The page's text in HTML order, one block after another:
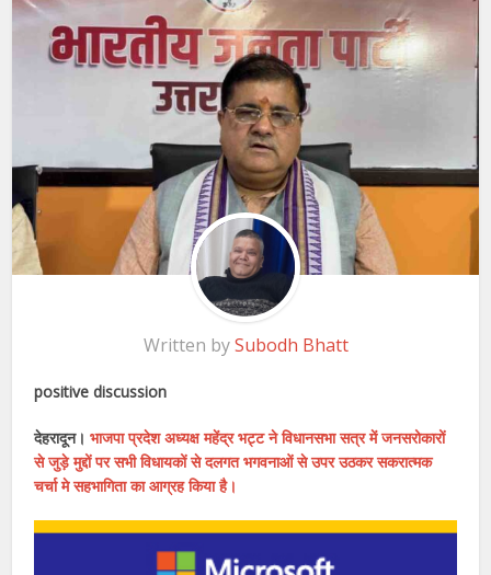
Written bySubodh Bhatt
positive discussion
देहरादून। भाजपा प्रदेश अध्यक्ष महेंद्र भट्ट ने विधानसभा सत्र में जनसरोकारों
से जुड़े मुद्दों पर सभी विधायकों से दलगत भगवनाओं से उपर उठकर सकरात्मक
चर्चा मे सहभागिता का आग्रह किया है।